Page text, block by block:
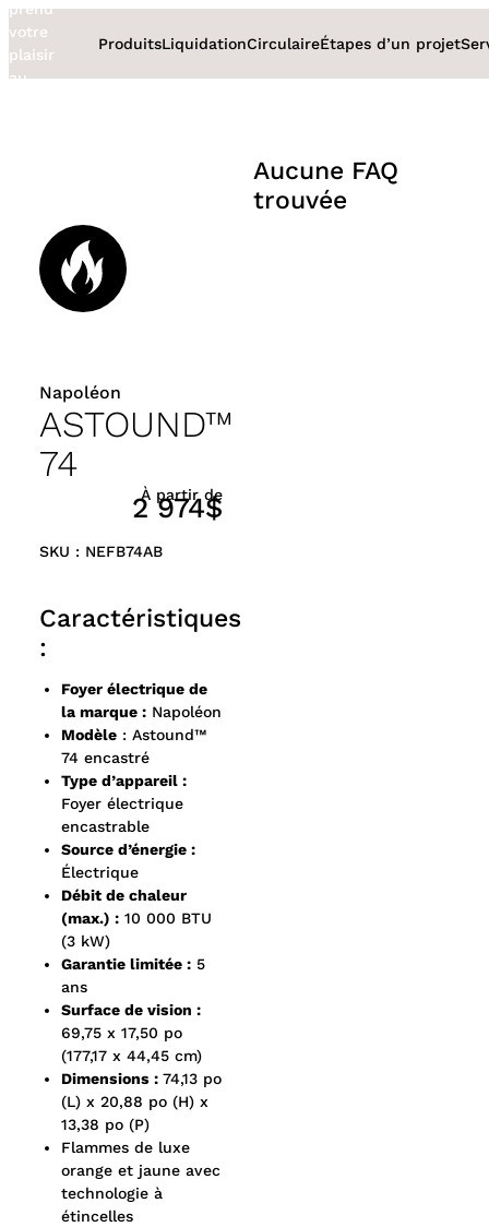
Aller
au
contenu
prend
votre
plaisir
au
ProduitsLiquidationCirculaireÉtapes d’un projet
Napoléon
ASTOUND™
74
À partir de
2 974$
SKU : NEFB74AB
Caractéristiques
:
Foyer électrique de
la marque : Napoléon
Modèle : Astound™
74 encastré
Type d’appareil :
Foyer électrique
encastrable
Source d’énergie :
Électrique
Débit de chaleur
(max.) : 10 000 BTU
(3 kW)
Garantie limitée : 5
ans
Surface de vision :
69,75 x 17,50 po
(177,17 x 44,45 cm)
Dimensions : 74,13 po
(L) x 20,88 po (H) x
13,38 po (P)
Flammes de luxe
orange et jaune avec
technologie à
étincelles
Aucune FAQ
trouvée